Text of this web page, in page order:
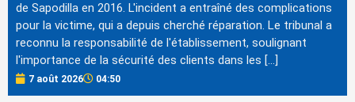
de Sapodilla en 2016. L'incident a entraîné des complications
pour la victime, qui a depuis cherché réparation. Le tribunal a
reconnu la responsabilité de l'établissement, soulignant
l'importance de la sécurité des clients dans les […]
7 août 2026 04:50